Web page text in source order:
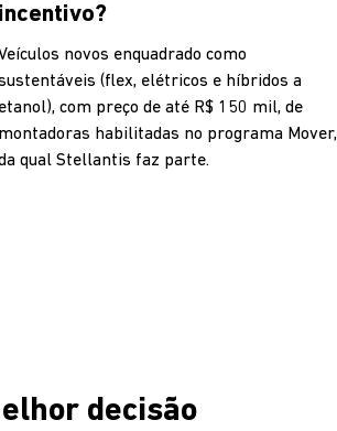
novos enquadrado como
(flex, elétricos e híbridos a
com preço de até R$ 150 mil, de
habilitadas no programa Mover,
qual Stellantis faz parte.
decisão